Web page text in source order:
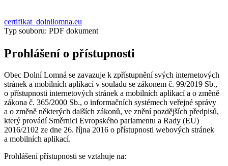
certifikat_dolnilomna.eu
Typ souboru: PDF dokument
Prohlášení o přístupnosti
Obec Dolní Lomná se zavazuje k zpřístupnění svých internetových
stránek a mobilních aplikací v souladu se zákonem č. 99/2019 Sb.,
o přístupnosti internetových stránek a mobilních aplikací a o změně
zákona č. 365/2000 Sb., o informačních systémech veřejné správy
a o změně některých dalších zákonů, ve znění pozdějších předpisů,
který provádí Směrnici Evropského parlamentu a Rady (EU)
2016/2102 ze dne 26. října 2016 o přístupnosti webových stránek
a mobilních aplikací.
Prohlášení přístupnosti se vztahuje na: